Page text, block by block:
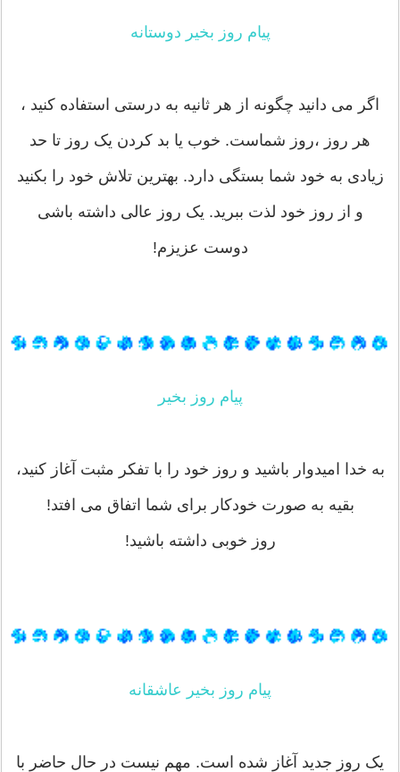
پیام روز بخیر دوستانه
اگر می دانید چگونه از هر ثانیه به درستی استفاده کنید ،
هر روز ،روز شماست. خوب یا بد کردن یک روز تا حد
زیادی به خود شما بستگی دارد. بهترین تلاش خود را بکنید
و از روز خود لذت ببرید. یک روز عالی داشته باشی
دوست عزیزم!
پیام روز بخیر
به خدا امیدوار باشید و روز خود را با تفکر مثبت آغاز کنید،
بقیه به صورت خودکار برای شما اتفاق می افتد!
روز خوبی داشته باشید!
پیام روز بخیر عاشقانه
یک روز جدید آغاز شده است. مهم نیست در حال حاضر با